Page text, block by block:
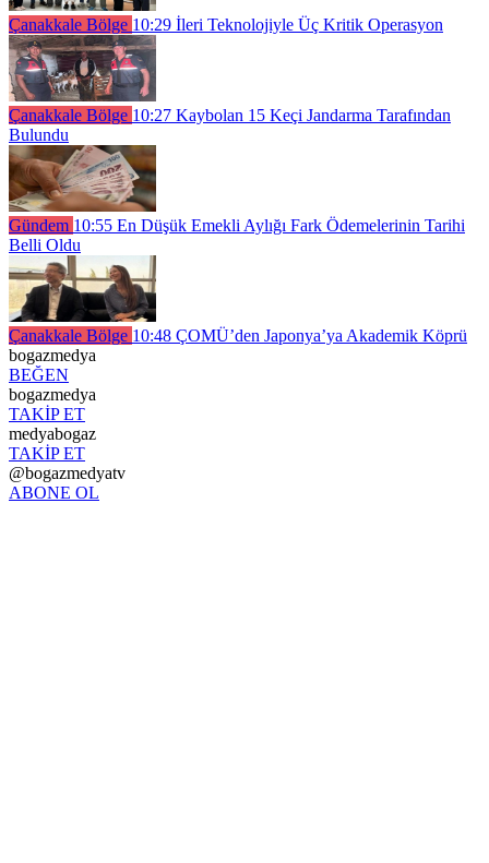
Çanakkale Bölge 10:29 İleri Teknolojiyle Üç Kritik Operasyon
Çanakkale Bölge 10:27 Kaybolan 15 Keçi Jandarma Tarafından
Bulundu
Gündem 10:55 En Düşük Emekli Aylığı Fark Ödemelerinin Tarihi
Belli Oldu
Çanakkale Bölge 10:48 ÇOMÜ’den Japonya’ya Akademik Köprü
bogazmedya
BEĞEN
bogazmedya
TAKİP ET
medyabogaz
TAKİP ET
@bogazmedyatv
ABONE OL